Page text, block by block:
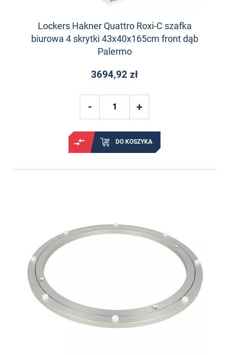
Lockers Hakner Quattro Roxi-C szafka
biurowa 4 skrytki 43x40x165cm front dąb
Palermo
3694,92 zł
DO KOSZYKA